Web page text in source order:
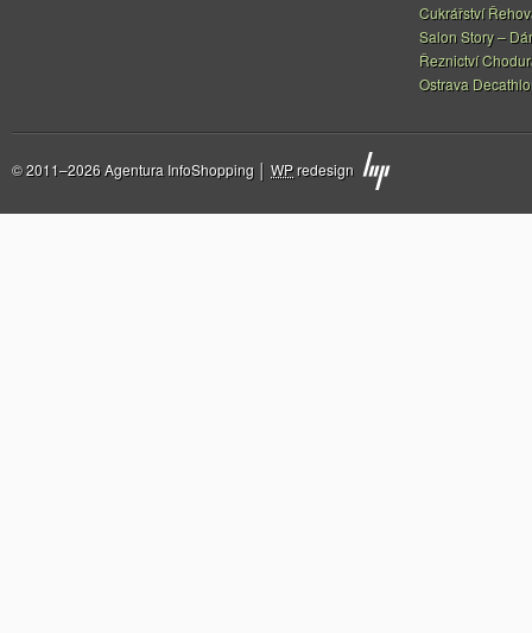
Cukrářství
Salon Story –
Řeznictví
Ostrava
© 2011–2026 Agentura InfoShopping │ WPredesign